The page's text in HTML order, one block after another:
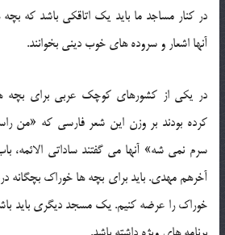
در کنار مساجد ما باید یک اتاقکی باشد که
آنها اشعار و سروده های خوب دینی بخوانند.
در یکی از کشورهای کوچک عربی برای بچه
کرده بودند بر وزن این شعر فارسی که «من
سرم نمی شه» آنها می گفتند ساداتی الائمه،
آخرهم مهدی. باید برای بچه ها خوراک بچگانه
خوراک را عرضه کنیم. یک مسجد دیگری باید